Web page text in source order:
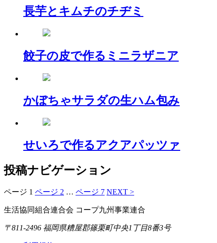
長芋とキムチのチヂミ
餃子の皮で作るミニラザニア
かぼちゃサラダの生ハム包み
せいろで作るアクアパッツァ
投稿ナビゲーション
ページ 1 ページ 2 … ページ 7 NEXT >
生活協同組合連合会 コープ九州事業連合
〒811-2496 福岡県糟屋郡篠栗町中央1丁目8番3号